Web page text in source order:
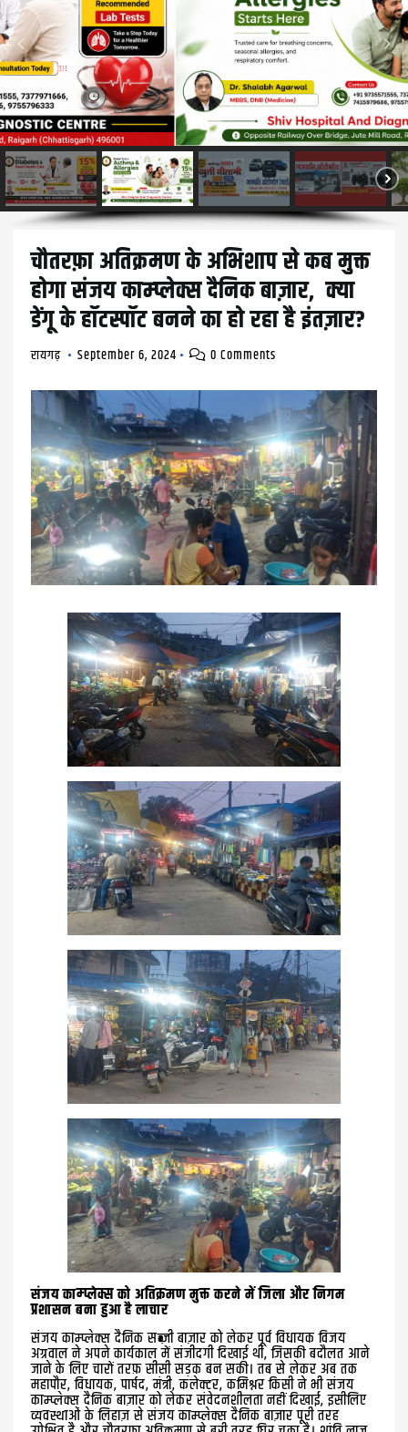
चौतरफ़ा अतिक्रमण के अभिशाप से कब मुक्त
होगा संजय काम्प्लेक्स दैनिक बाज़ार, क्या
डेंगू के हॉटस्पॉट बनने का हो रहा है इंतज़ार?
रायगढ़ September 6, 2024 0 Comments
संजय काम्प्लेक्स कोअतिक्रमण मुक्त करने में जिला और निगम
प्रशासन बना हुआ है लाचार
संजय काम्प्लेक्स दैनिक सब्ज़ी बाज़ार को लेकर पूर्व विधायक विजय
अग्रवाल ने अपने कार्यकाल में संजीदगी दिखाई थी, जिसकी बदौलत आने
जाने के लिए चारों तरफ़ सीसी सड़क बन सकी। तब से लेकर अब तक
महापौर, विधायक, पार्षद, मंत्री, कलेक्टर, कमिश्नर किसी ने भी संजय
काम्प्लेक्स दैनिक बाज़ार को लेकर संवेदनशीलता नहीं दिखाई, इसीलिए
व्यवस्थाओं के लिहाज़ से संजय काम्प्लेक्स दैनिक बाज़ार पूरी तरह